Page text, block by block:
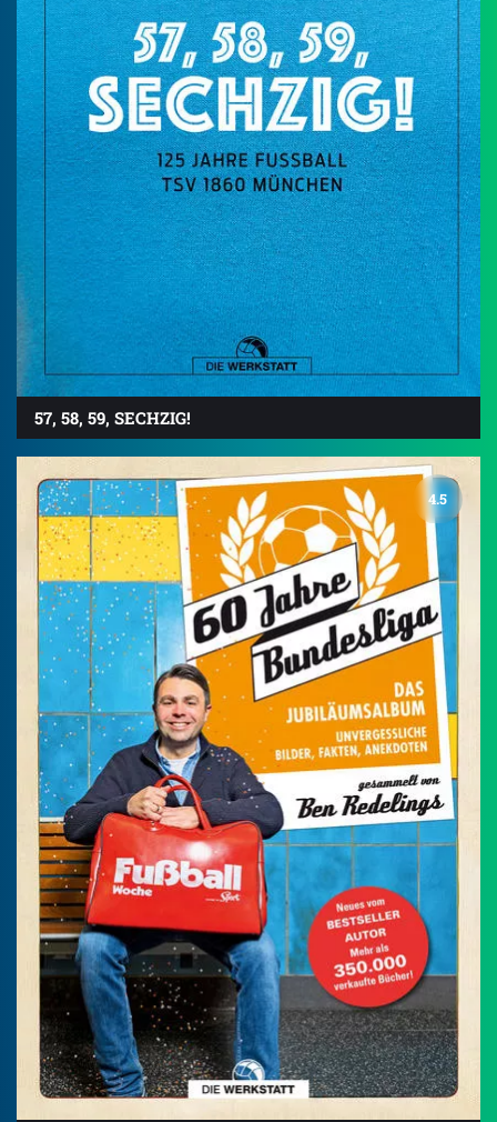
57, 58, 59, SECHZIG!
4.5